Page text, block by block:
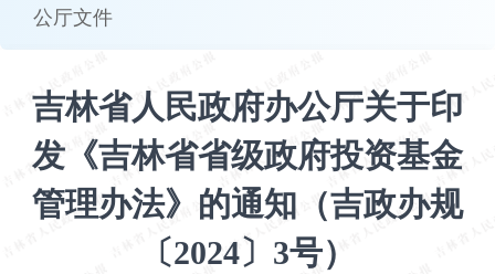
公厅文件
吉林省人民政府办公厅关于印
发《吉林省省级政府投资基金
管理办法》的通知（吉政办规
〔2024〕3号）
加